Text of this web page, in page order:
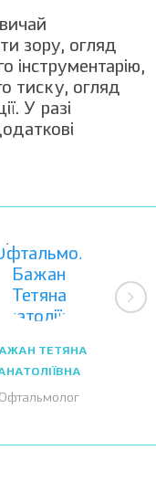
зору, огляд
інструментарію,
тиску, огляд
У разі
ТЕТЯНА
Офтальмолог